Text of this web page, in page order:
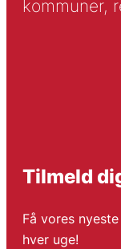
kommuner,
Tilmeld
Få vores
hver uge!